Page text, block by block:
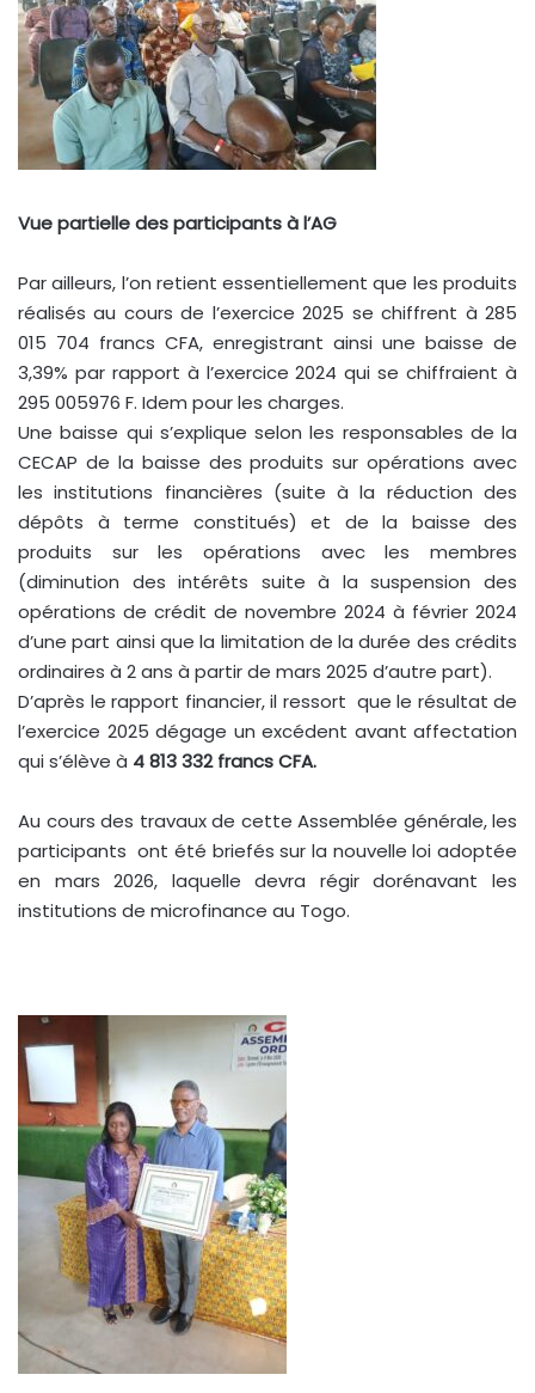
Vue partielle des participants à l’AG
Par ailleurs, l’on retient essentiellement que les produits
réalisés au cours de l’exercice 2025 se chiffrent à 285
015 704 francs CFA, enregistrant ainsi une baisse de
3,39% par rapport à l’exercice 2024 qui se chiffraient à
295 005976 F. Idem pour les charges.
Une baisse qui s’explique selon les responsables de la
CECAP de la baisse des produits sur opérations avec
les institutions financières (suite à la réduction des
dépôts à terme constitués) et de la baisse des
produits sur les opérations avec les membres
(diminution des intérêts suite à la suspension des
opérations de crédit de novembre 2024 à février 2024
d’une part ainsi que la limitation de la durée des crédits
ordinaires à 2 ans à partir de mars 2025 d’autre part).
D’après le rapport financier, il ressort que le résultat de
l’exercice 2025 dégage un excédent avant affectation
qui s’élève à 4 813 332 francs CFA.
Au cours des travaux de cette Assemblée générale, les
participants ont été briefés sur la nouvelle loi adoptée
en mars 2026, laquelle devra régir dorénavant les
institutions de microfinance au Togo.